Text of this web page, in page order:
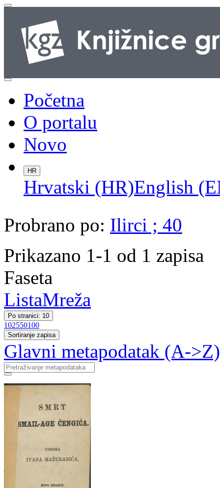
Početna
O portalu
Novo
HR
Hrvatski (HR)English
Probrano po: Ilirci ; 40
Prikazano 1-1 od 1 zapisa
Faseta
ListaMreža
Po stranici: 10
102550100
Sortiranje zapisa
Glavni metapodatak (A->Z)